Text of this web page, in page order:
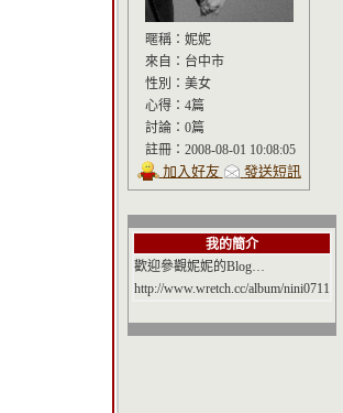
暱稱： 妮妮
來自： 台中市
性別： 美女
心得： 4篇
討論： 0篇
註冊： 2008-08-01 10:08:05
加入好友 發送短訊
我的簡介
歡迎參觀妮妮的Blog…
http://www.wretch.cc/album/nini0711